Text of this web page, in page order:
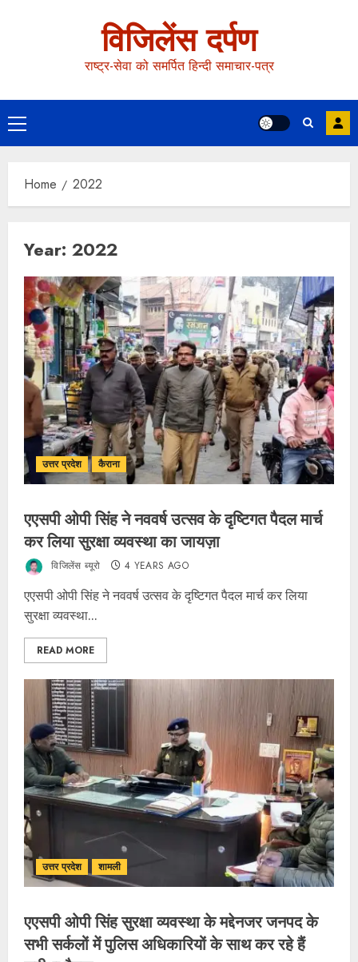
विजिलेंस दर्पण
राष्ट्र-सेवा को समर्पित हिन्दी समाचार-पत्र
Home 2022
Year: 2022
उत्तर प्रदेश कैराना
एएसपी ओपी सिंह ने नववर्ष उत्सव के दृष्टिगत पैदल मार्च
कर लिया सुरक्षा व्यवस्था का जायज़ा
विजिलेंस ब्यूरो 4 YEARS AGO
एएसपी ओपी सिंह ने नववर्ष उत्सव के दृष्टिगत पैदल मार्च कर लिया
सुरक्षा व्यवस्था...
READ MORE
उत्तर प्रदेश शामली
एएसपी ओपी सिंह सुरक्षा व्यवस्था के मद्देनजर जनपद के
सभी सर्कलों में पुलिस अधिकारियों के साथ कर रहे हैं